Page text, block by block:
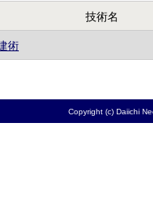
技術名
術
Copyright (c) Daiichi